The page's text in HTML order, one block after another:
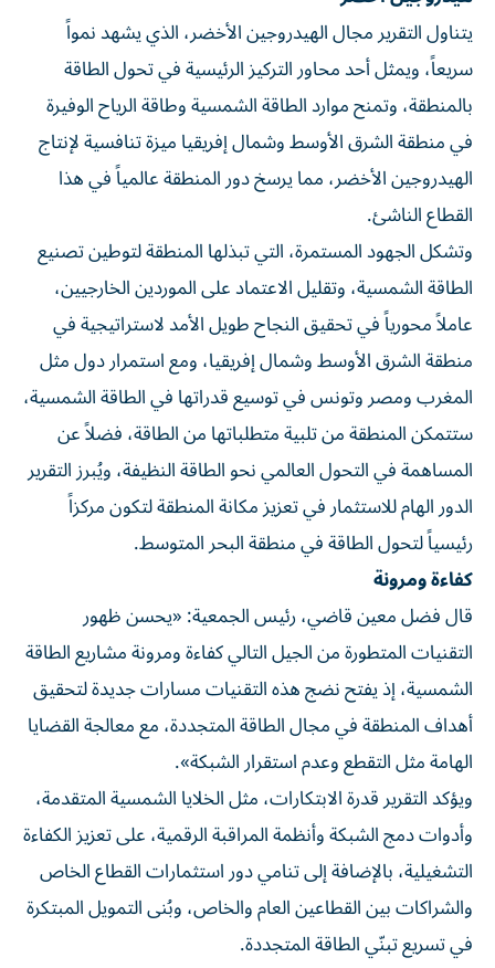
يتناول التقرير مجال الهيدروجين الأخضر، الذي يشهد نمواً
سريعاً، ويمثل أحد محاور التركيز الرئيسية في تحول الطاقة
بالمنطقة، وتمنح موارد الطاقة الشمسية وطاقة الرياح الوفيرة
في منطقة الشرق الأوسط وشمال إفريقيا ميزة تنافسية لإنتاج
الهيدروجين الأخضر، مما يرسخ دور المنطقة عالمياً في هذا
القطاع الناشئ.
وتشكل الجهود المستمرة، التي تبذلها المنطقة لتوطين تصنيع
الطاقة الشمسية، وتقليل الاعتماد على الموردين الخارجيين،
عاملاً محورياً في تحقيق النجاح طويل الأمد لاستراتيجية في
منطقة الشرق الأوسط وشمال إفريقيا، ومع استمرار دول مثل
المغرب ومصر وتونس في توسيع قدراتها في الطاقة الشمسية،
ستتمكن المنطقة من تلبية متطلباتها من الطاقة، فضلاً عن
المساهمة في التحول العالمي نحو الطاقة النظيفة، ويُبرز التقرير
الدور الهام للاستثمار في تعزيز مكانة المنطقة لتكون مركزاً
رئيسياً لتحول الطاقة في منطقة البحر المتوسط.
كفاءة ومرونة
قال فضل معين قاضي، رئيس الجمعية: «يحسن ظهور
التقنيات المتطورة من الجيل التالي كفاءة ومرونة مشاريع الطاقة
الشمسية، إذ يفتح نضج هذه التقنيات مسارات جديدة لتحقيق
أهداف المنطقة في مجال الطاقة المتجددة، مع معالجة القضايا
الهامة مثل التقطع وعدم استقرار الشبكة».
ويؤكد التقرير قدرة الابتكارات، مثل الخلايا الشمسية المتقدمة،
وأدوات دمج الشبكة وأنظمة المراقبة الرقمية، على تعزيز الكفاءة
التشغيلية، بالإضافة إلى تنامي دور استثمارات القطاع الخاص
والشراكات بين القطاعين العام والخاص، وبُنى التمويل المبتكرة
في تسريع تبنّي الطاقة المتجددة.